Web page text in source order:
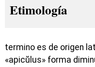
Etimología
termino es de origen
«apicŭlus» forma